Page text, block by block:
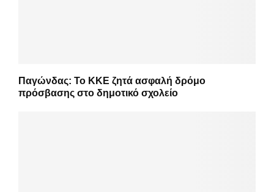
Παγώνδας: Το ΚΚΕ ζητά ασφαλή δρόμο
πρόσβασης στο δημοτικό σχολείο